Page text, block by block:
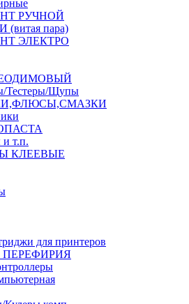
РУЧНОЙ
пара)
ЭЛЕКТРО
Тестеры/Щупы
т.п.
КЛЕЕВЫЕ
для принтеров